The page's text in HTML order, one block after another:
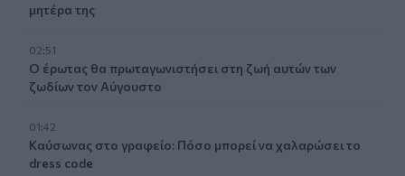
μητέρα της
02:51
Ο έρωτας θα πρωταγωνιστήσει στη ζωή αυτών των
ζωδίων τον Αύγουστο
01:42
Καύσωνας στο γραφείο: Πόσο μπορεί να χαλαρώσει το
dress code